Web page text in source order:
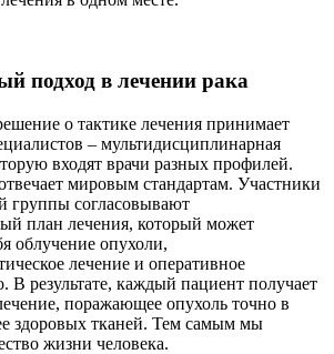
подход в лечении рака
о тактике лечения принимает
– мультидисциплинарная
входят врачи разных профилей.
мировым стандартам. Участники
группы согласовывают
план лечения, который может
облучение опухоли,
лечение и оперативное
В результате, каждый пациент получает
поражающее опухоль точно в
здоровых тканей. Тем самым мы
жизни человека.